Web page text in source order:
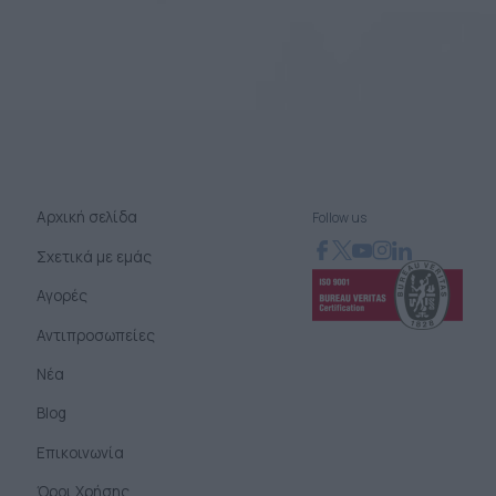
Αρχική σελίδα
Σχετικά με εμάς
Αγορές
Αντιπροσωπείες
Νέα
Blog
Επικοινωνία
Όροι Χρήσης
Follow us